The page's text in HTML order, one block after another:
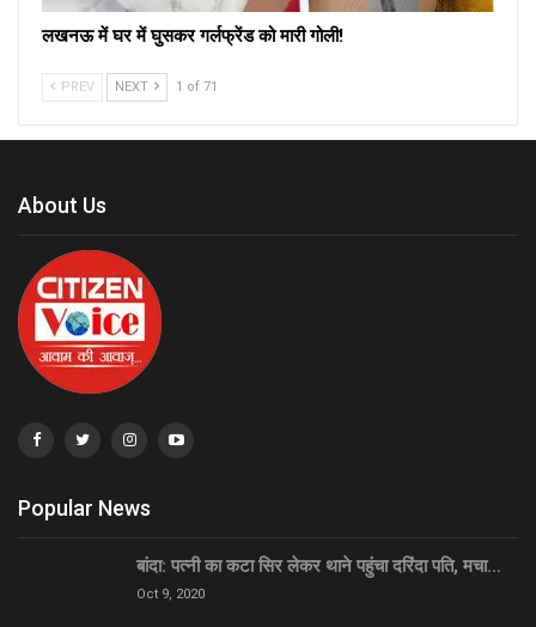
लखनऊ में घर में घुसकर गर्लफ्रेंड को मारी गोली!
PREV NEXT 1 of 71
About Us
Popular News
बांदा: पत्नी का कटा सिर लेकर थाने पहुंचा दरिंदा पति, मचा…
Oct 9, 2020